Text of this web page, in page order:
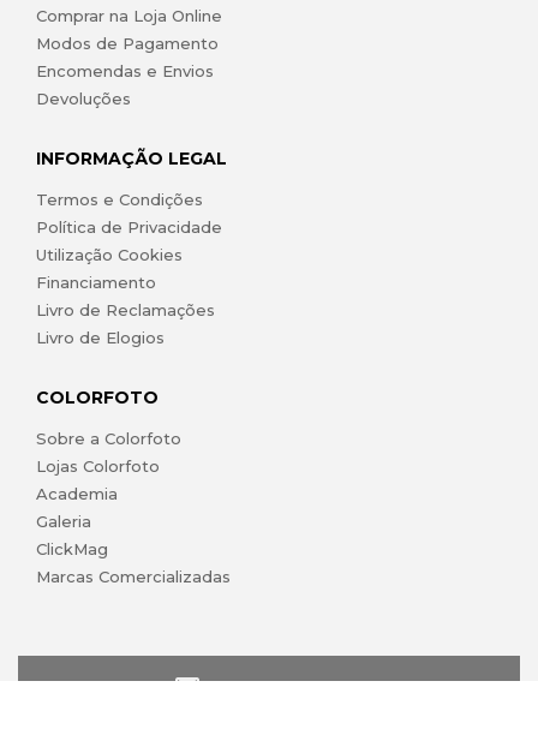
Comprar na Loja Online
Modos de Pagamento
Encomendas e Envios
Devoluções
INFORMAÇÃO LEGAL
Termos e Condições
Política de Privacidade
Utilização Cookies
Financiamento
Livro de Reclamações
Livro de Elogios
COLORFOTO
Sobre a Colorfoto
Lojas Colorfoto
Academia
Galeria
ClickMag
Marcas Comercializadas
lojaonline@colorfoto.pt